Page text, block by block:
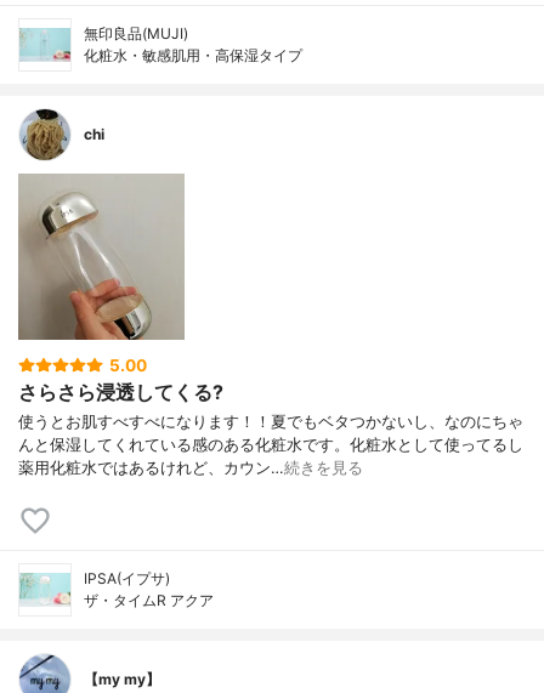
無印良品(MUJI)
化粧水・敏感肌用・高保湿タイプ
chi
5.00
さらさら浸透してくる?
使うとお肌すべすべになります！！夏でもベタつかないし、なのにちゃ
んと保湿してくれている感のある化粧水です。化粧水として使ってるし
薬用化粧水ではあるけれど、カウン…続きを見る
IPSA(イプサ)
ザ・タイムR アクア
【my my】